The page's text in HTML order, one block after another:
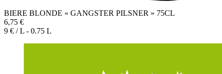
BIERE BLONDE « GANGSTER PILSNER » 75CL
6,75 €
9 € / L - 0.75 L